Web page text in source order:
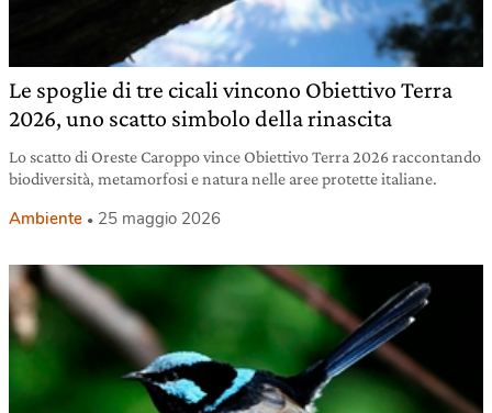
Le spoglie di tre cicali vincono Obiettivo Terra
2026, uno scatto simbolo della rinascita
Lo scatto di Oreste Caroppo vince Obiettivo Terra 2026 raccontando
biodiversità, metamorfosi e natura nelle aree protette italiane.
Ambiente 25 maggio 2026